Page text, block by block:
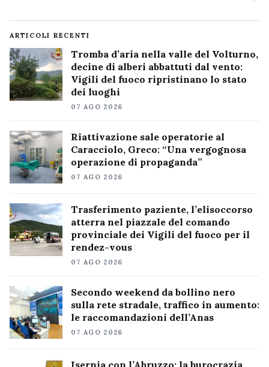
ARTICOLI RECENTI
Tromba d’aria nella valle del Volturno,
decine di alberi abbattuti dal vento:
Vigili del fuoco ripristinano lo stato
dei luoghi
07 AGO 2026
Riattivazione sale operatorie al
Caracciolo, Greco: “Una vergognosa
operazione di propaganda”
07 AGO 2026
Trasferimento paziente, l’elisoccorso
atterra nel piazzale del comando
provinciale dei Vigili del fuoco per il
rendez-vous
07 AGO 2026
Secondo weekend da bollino nero
sulla rete stradale, traffico in aumento:
le raccomandazioni dell’Anas
07 AGO 2026